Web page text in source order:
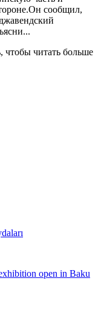
сообщил,
чтобы читать больше